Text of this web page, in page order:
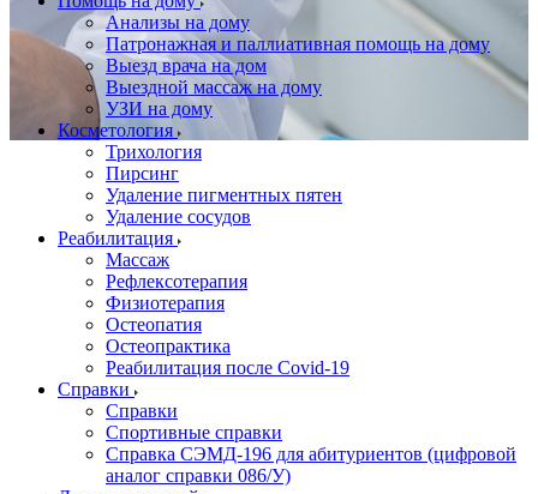
Анализы на дому
Патронажная и паллиативная помощь на дому
Выезд врача на дом
Выездной массаж на дому
УЗИ на дому
Косметология
Трихология
Пирсинг
Удаление пигментных пятен
Удаление сосудов
Реабилитация
Массаж
Рефлексотерапия
Физиотерапия
Остеопатия
Остеопрактика
Реабилитация после Covid-19
Справки
Справки
Спортивные справки
Справка СЭМД‑196 для абитуриентов (цифровой
аналог справки 086/У)